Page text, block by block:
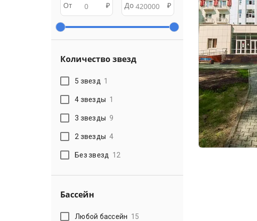
От ₽ До ₽
Количество звезд
5 звезд 1
4 звезды 1
3 звезды 9
2 звезды 4
Без звезд 12
Бассейн
Любой бассейн 15